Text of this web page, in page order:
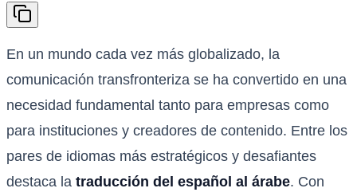
En un mundo cada vez más globalizado, la
comunicación transfronteriza se ha convertido en una
necesidad fundamental tanto para empresas como
para instituciones y creadores de contenido. Entre los
pares de idiomas más estratégicos y desafiantes
destaca la traducción del español al árabe. Con